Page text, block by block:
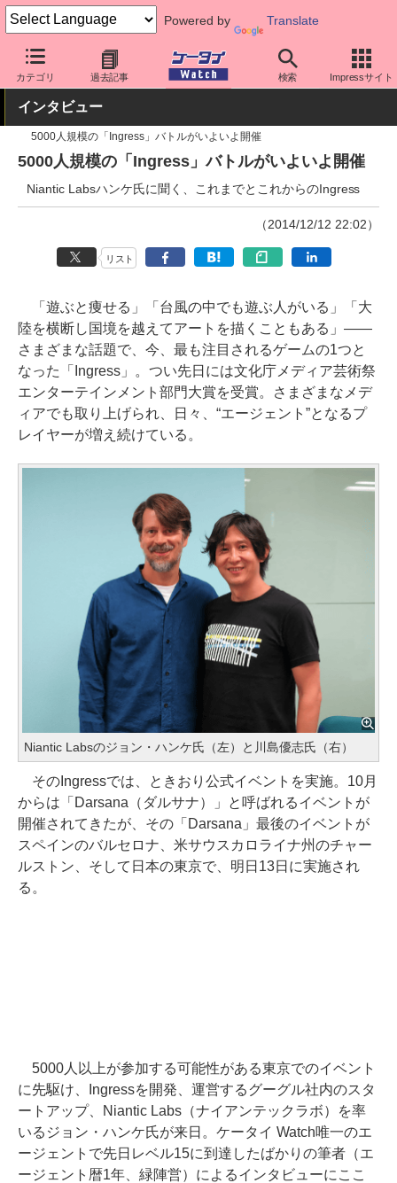
Powered by Translate
カテゴリ 過去記事 検索 Impressサイト
ケータイ Watch OS Android アプリ・サービス
インタビュー
5000人規模の「Ingress」バトルがいよいよ開催
5000人規模の「Ingress」バトルがいよいよ開催
Niantic Labsハンケ氏に聞く、これまでとこれからのIngress
（2014/12/12 22:02）
リスト
「遊ぶと痩せる」「台風の中でも遊ぶ人がいる」「大
陸を横断し国境を越えてアートを描くこともある」――
さまざまな話題で、今、最も注目されるゲームの1つと
なった「Ingress」。つい先日には文化庁メディア芸術祭
エンターテインメント部門大賞を受賞。さまざまなメデ
ィアでも取り上げられ、日々、“エージェント”となるプ
レイヤーが増え続けている。
Niantic Labsのジョン・ハンケ氏（左）と川島優志氏（右）
そのIngressでは、ときおり公式イベントを実施。10月
からは「Darsana（ダルサナ）」と呼ばれるイベントが
開催されてきたが、その「Darsana」最後のイベントが
スペインのバルセロナ、米サウスカロライナ州のチャー
ルストン、そして日本の東京で、明日13日に実施され
る。
5000人以上が参加する可能性がある東京でのイベント
に先駆け、Ingressを開発、運営するグーグル社内のスタ
ートアップ、Niantic Labs（ナイアンテックラボ）を率
いるジョン・ハンケ氏が来日。ケータイ Watch唯一のエ
ージェントで先日レベル15に到達したばかりの筆者（エ
ージェント暦1年、緑陣営）によるインタビューにここ